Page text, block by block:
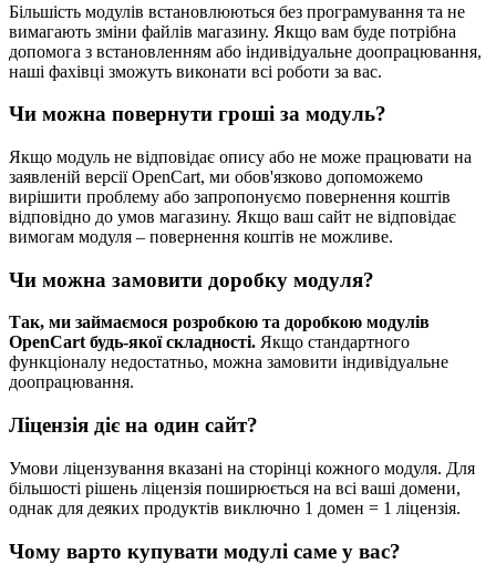
Більшість модулів встановлюються без програмування та не
вимагають зміни файлів магазину. Якщо вам буде потрібна
допомога з встановленням або індивідуальне доопрацювання,
наші фахівці зможуть виконати всі роботи за вас.
Чи можна повернути гроші за модуль?
Якщо модуль не відповідає опису або не може працювати на
заявленій версії OpenCart, ми обов'язково допоможемо
вирішити проблему або запропонуємо повернення коштів
відповідно до умов магазину. Якщо ваш сайт не відповідає
вимогам модуля – повернення коштів не можливе.
Чи можна замовити доробку модуля?
Так, ми займаємося розробкою та доробкою модулів
OpenCart будь-якої складності. Якщо стандартного
функціоналу недостатньо, можна замовити індивідуальне
доопрацювання.
Ліцензія діє на один сайт?
Умови ліцензування вказані на сторінці кожного модуля. Для
більшості рішень ліцензія поширюється на всі ваші домени,
однак для деяких продуктів виключно 1 домен = 1 ліцензія.
Чому варто купувати модулі саме у вас?